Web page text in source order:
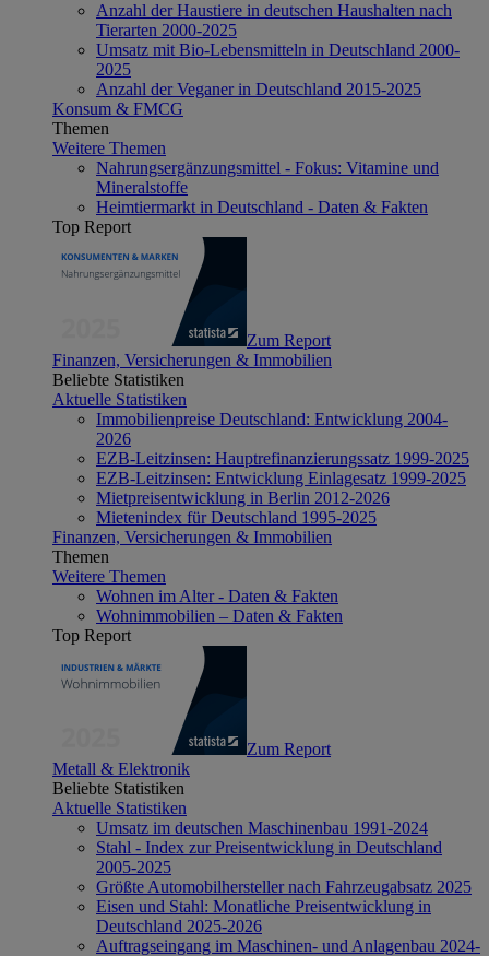
Anzahl der Haustiere in deutschen Haushalten nach
Tierarten 2000-2025
Umsatz mit Bio-Lebensmitteln in Deutschland 2000-
2025
Anzahl der Veganer in Deutschland 2015-2025
Konsum & FMCG
Themen
Weitere Themen
Nahrungsergänzungsmittel - Fokus: Vitamine und
Mineralstoffe
Heimtiermarkt in Deutschland - Daten & Fakten
Top Report
Zum Report
Finanzen, Versicherungen & Immobilien
Beliebte Statistiken
Aktuelle Statistiken
Immobilienpreise Deutschland: Entwicklung 2004-
2026
EZB-Leitzinsen: Hauptrefinanzierungssatz 1999-2025
EZB-Leitzinsen: Entwicklung Einlagesatz 1999-2025
Mietpreisentwicklung in Berlin 2012-2026
Mietenindex für Deutschland 1995-2025
Finanzen, Versicherungen & Immobilien
Themen
Weitere Themen
Wohnen im Alter - Daten & Fakten
Wohnimmobilien – Daten & Fakten
Top Report
Zum Report
Metall & Elektronik
Beliebte Statistiken
Aktuelle Statistiken
Umsatz im deutschen Maschinenbau 1991-2024
Stahl - Index zur Preisentwicklung in Deutschland
2005-2025
Größte Automobilhersteller nach Fahrzeugabsatz 2025
Eisen und Stahl: Monatliche Preisentwicklung in
Deutschland 2025-2026
Auftragseingang im Maschinen- und Anlagenbau 2024-